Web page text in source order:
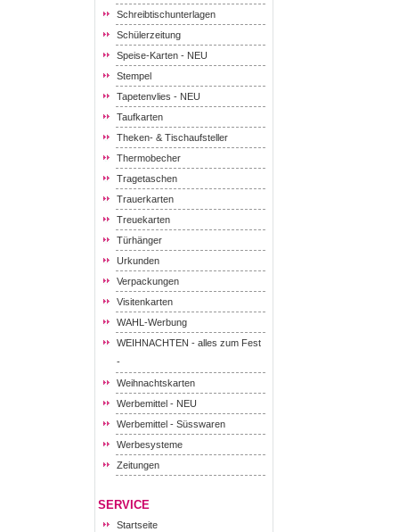
Schreibtischunterlagen
Schülerzeitung
Speise-Karten - NEU
Stempel
Tapetenvlies - NEU
Taufkarten
Theken- & Tischaufsteller
Thermobecher
Tragetaschen
Trauerkarten
Treuekarten
Türhänger
Urkunden
Verpackungen
Visitenkarten
WAHL-Werbung
WEIHNACHTEN - alles zum Fest
-
Weihnachtskarten
Werbemittel - NEU
Werbemittel - Süsswaren
Werbesysteme
Zeitungen
SERVICE
Startseite